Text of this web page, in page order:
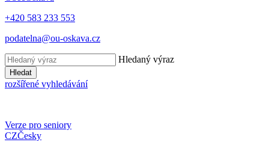
+420 583 233 553
podatelna@ou-oskava.cz
Hledaný výraz
Hledat
rozšířené vyhledávání
Verze pro seniory
CZČesky